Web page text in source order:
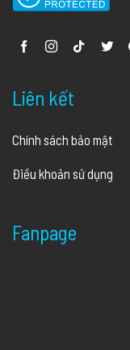
Liên kết
Chính sách bảo mật
Điều khoản sử dụng
Fanpage